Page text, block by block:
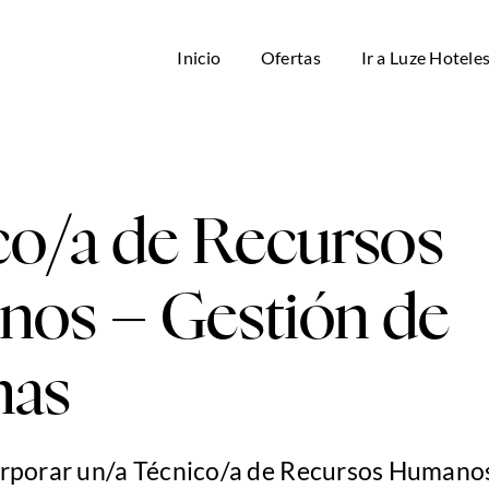
Inicio Ofertas Ir a Luze Hoteles
a de Recursos
– Gestión de
un/a Técnico/a de Recursos